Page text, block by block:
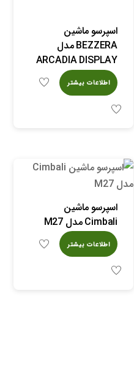
اسپرسو ماشین
BEZZERA مدل
ARCADIA DISPLAY
اطلاعات بیشتر
اسپرسو ماشین
Cimbali مدل M27
اطلاعات بیشتر